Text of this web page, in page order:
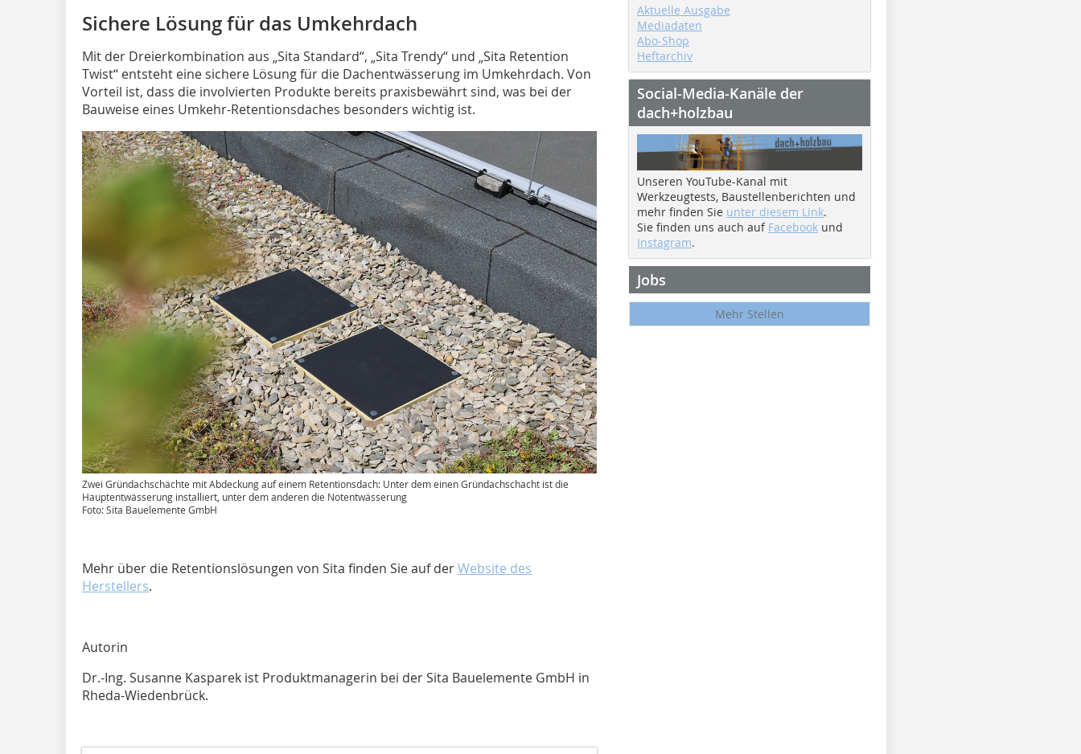
Sichere Lösung für das Umkehrdach
Mit der Dreierkombination aus „Sita Standard“, „Sita Trendy“ und „Sita Retention
Twist“ entsteht eine sichere Lösung für die Dachentwässerung im Umkehrdach. Von
Vorteil ist, dass die involvierten Produkte bereits praxisbewährt sind, was bei der
Bauweise eines Umkehr-Retentionsdaches besonders wichtig ist.
Zwei Gründachschächte mit Abdeckung auf einem Retentionsdach: Unter dem einen Gründachschacht ist die
Hauptentwässerung installiert, unter dem anderen die Notentwässerung
Foto: Sita Bauelemente GmbH
Mehr über die Retentionslösungen von Sita finden Sie auf derWebsite des
Herstellers.
Autorin
Dr.-Ing. Susanne Kasparek ist Produktmanagerin bei der Sita Bauelemente GmbH in
Rheda-Wiedenbrück.
Aktuelle Ausgabe
Mediadaten
Abo-Shop
Heftarchiv
Social-Media-Kanäle der
dach+holzbau
Unseren YouTube-Kanal mit
Werkzeugtests, Baustellenberichten und
mehr finden Sie unter diesem Link.
Sie finden uns auch auf Facebook und
Instagram.
Jobs
Mehr Stellen